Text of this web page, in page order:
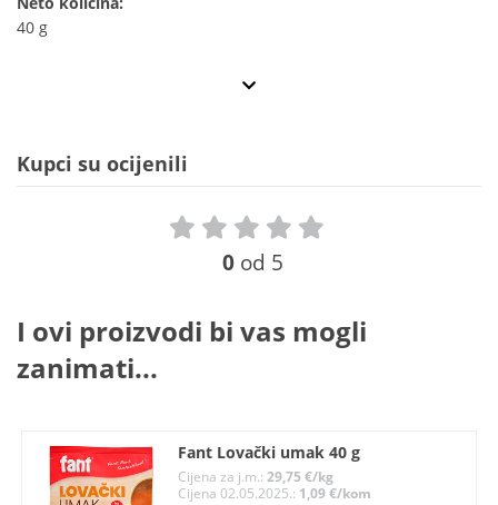
40 g
Kupci su ocijenili
0 od 5
I ovi proizvodi bi vas mogli
zanimati...
Fant Lovački umak 40 g
Cijena za j.m.:29,75 €/kg
Cijena 02.05.2025.: 1,09 €/kom